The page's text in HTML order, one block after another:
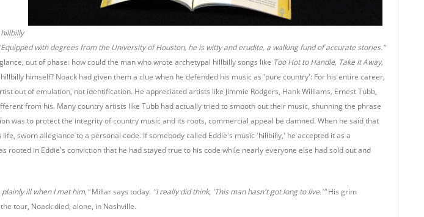
with degrees from the University of Houston, he is witty and erudite, a walking fund of accurate stories."
out of phase: how could the man who wrote archetypal hillbilly songs like Too Hot to Handle, Take It Away,
himself? Noack had given them a clue when he defended his music as 'pure country': For his entire career,
out of emulation, not identification. He appreciated artists like Jimmie Rodgers, Hank Williams, Ernest Tubb,
from his. Many country artists like Tubb had actually tried to smooth out their music, shunning the phrase
was to protect the integrity of country music and its roots, commercial appeal be damned. When he said that
sworn allegiance to a personal code. If somebody called Eddie's music 'hillbilly,' he accepted it as a
rooted in Eddie's conviction that he had stayed true to his code while nearly everyone else had sold out and
plainly ill when I met him,"Millar says today. "I really did think, 'This man hasn't got long to live.'"His grim
tour, Noack died, alone, in Nashville.